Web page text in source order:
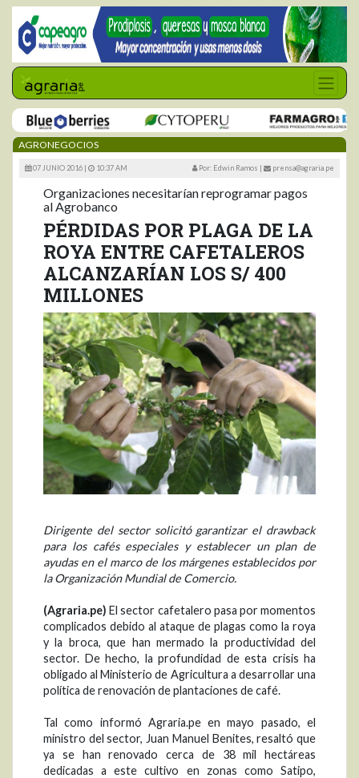
AGRONEGOCIOS
07 JUNIO 2016 | 10:37 AM Por: Edwin Ramos | prensa@agraria.pe
Organizaciones necesitarían reprogramar pagos
al Agrobanco
PÉRDIDAS POR PLAGA DE LA
ROYA ENTRE CAFETALEROS
ALCANZARÍAN LOS S/ 400
MILLONES
Dirigente del sector solicitó garantizar el drawback
para los cafés especiales y establecer un plan de
ayudas en el marco de los márgenes establecidos por
la Organización Mundial de Comercio.
(Agraria.pe) El sector cafetalero pasa por momentos
complicados debido al ataque de plagas como la roya
y la broca, que han mermado la productividad del
sector. De hecho, la profundidad de esta crisis ha
obligado al Ministerio de Agricultura a desarrollar una
política de renovación de plantaciones de café.
Tal como informó Agraria.pe en mayo pasado, el
ministro del sector, Juan Manuel Benites, resaltó que
ya se han renovado cerca de 38 mil hectáreas
dedicadas a este cultivo en zonas como Satipo,